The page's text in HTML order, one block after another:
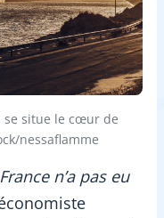
se situe le cœur de
nessaflamme
n’a pas eu